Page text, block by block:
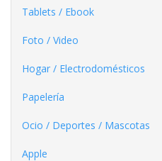
Tablets / Ebook
Foto / Video
Hogar / Electrodomésticos
Papelería
Ocio / Deportes / Mascotas
Apple